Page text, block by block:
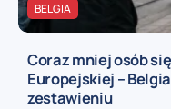
BELGIA
Coraz mniej osób
Europejskiej –
zestawieniu